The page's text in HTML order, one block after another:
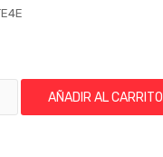
AÑADIR AL CARRITO